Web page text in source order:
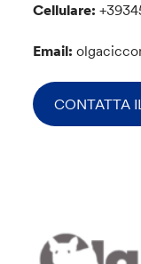
Cellulare:
Email:
CONTATTA